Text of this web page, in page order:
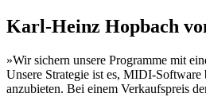
Karl-Heinz Hopbach
»Wir sichern unsere Programme mit
Unsere Strategie ist es, MIDI-Software
anzubieten. Bei einem Verkaufspreis